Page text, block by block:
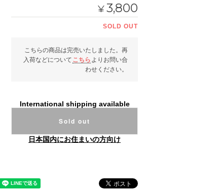
¥3,800
SOLD OUT
こちらの商品は完売いたしました。再
入荷などについて こちら よりお問い合
わせください。
International shipping available
Sold out
日本国内にお住まいの方向け